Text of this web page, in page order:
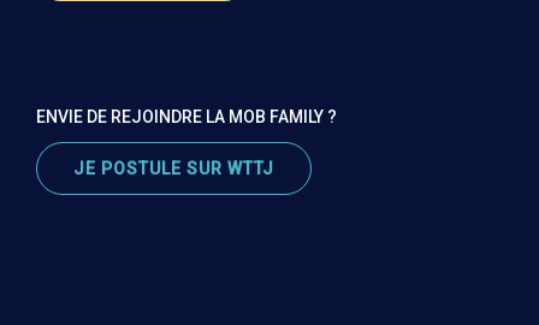
ENVIE DE REJOINDRE LA MOB FAMILY ?
JE POSTULE SUR WTTJ